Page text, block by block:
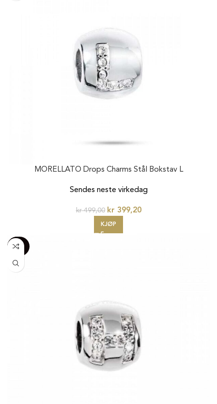
MORELLATO Drops Charms Stål Bokstav L
Sendes neste virkedag
kr499,00 kr 399,20
KJØP
-100%
20%